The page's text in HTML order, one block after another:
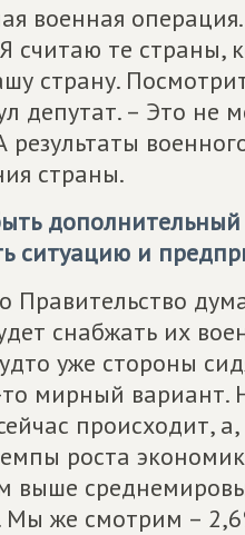
военная
считаю те
страну.
депутат. – Это не
результаты
страны.
ситуацию и
Правительство
снабжать их
уже стороны
мирный вариант.
происходит,
роста
выше
Мы же смотрим –